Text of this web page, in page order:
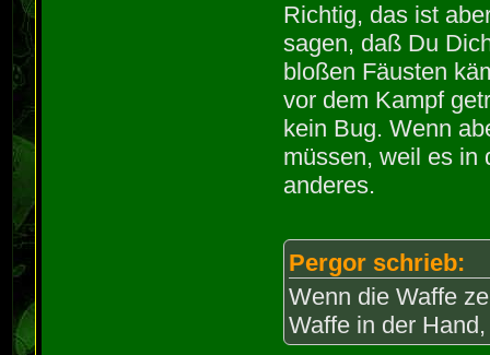
Richtig, das ist
sagen, daß Du
bloßen Fäusten
vor dem Kampf
kein Bug. Wenn
müssen, weil es in
anderes.
Pergor schrieb:
Wenn die Waffe
Waffe in der